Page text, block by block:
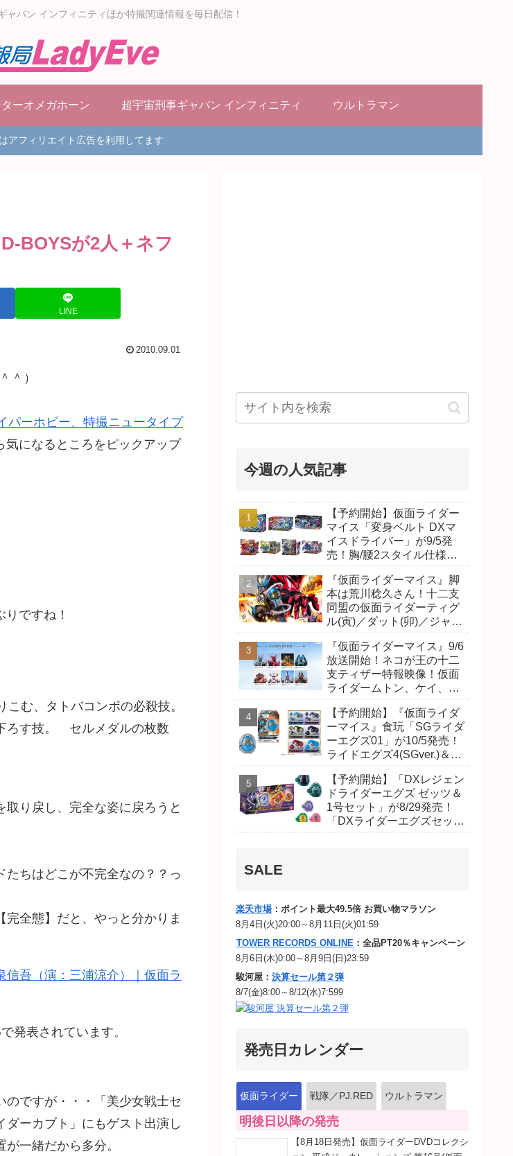
バン インフィニティほか特撮関連情報を毎日配信！
ーオメガホーン 超宇宙刑事ギャバン インフィニティ ウルトラマン
アフィリエイト広告を利用してます
BOYSが2人＋ネフ
LINE
2010.09.01
＾）
パーホビー、特撮ニュータイプ
気になるところをピックアップ
ですね！
む、タトバコンボの必殺技。
ろす技。 セルメダルの枚数
取り戻し、完全な姿に戻ろうと
ちはどこが不完全なの？？っ
全態】だと、やっと分かりま
信吾（演：三浦涼介）｜仮面ラ
発表されています。
ですが・・・「美少女戦士セ
ーカブト」にもゲスト出演し
が一緒だから多分。
今週の人気記事
【予約開始】仮面ライダー
マイス「変身ベルト DXマ
イスドライバー」が9/5発
売！胸/腰2スタイル仕様！
ッシュ、ジャオ/バイト、ケ
イ/ショットボーンバックル
も！
『仮面ライダーマイス』脚
本は荒川稔久さん！十二支
同盟の仮面ライダーティグ
ル(寅)／ダット(卯)／ジャオ
尾達臣のキャストが発表！
トリガーのアキト金子隼也
さんも変身！
『仮面ライダーマイス』9/6
放送開始！ネコが王の十二
支ティザー特報映像！仮面
ライダームトン、ケイ、ヴ
開！ライダーは子丑寅卯辰
巳午未申酉戌亥猫猫の14
人⁉
【予約開始】『仮面ライダ
ーマイス』食玩「SGライダ
ーエグズ01」が10/5発売！
ライドエグズ4(SGver.)＆ジ
ズ、カイザ、ギャレン、デ
ィエンドシードエグズ！
【予約開始】「DXレジェン
ドライダーエグズ ゼッツ＆
1号セット」が8/29発売！
「DXライダーエグズセッ
SALE
楽天市場 ：ポイント最大49.5倍 お買い物マラソン
8月4日(火)20:00～8月11日(火)01:59
TOWER RECORDS ONLINE ：全品PT20％キャンペーン
8月6日(木)0:00～8月9日(日)23:59
駿河屋： 決算セール第２弾
8/7(金)8:00～8/12(水)7:599
発売日カレンダー
仮面ライダー 戦隊／PJ.RED ウルトラマン
明後日以降の発売
【8月18日発売】仮面ライダーDVDコレクシ